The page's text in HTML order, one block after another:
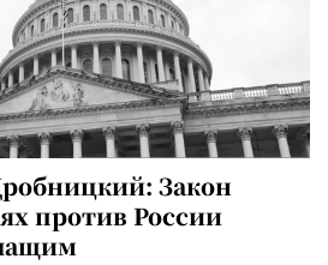
Закон
против России